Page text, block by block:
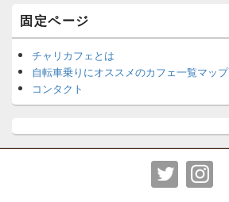
固定ページ
チャリカフェとは
自転車乗りにオススメのカフェ一覧マップ
コンタクト